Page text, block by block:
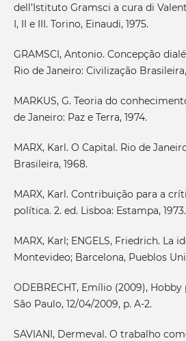
dell’Istituto Gramsci a cura di
I, II e III. Torino, Einaudi, 1975.
GRAMSCI, Antonio. Concepção
Rio de Janeiro: Civilização Brasileira,
MARKUS, G. Teoria do
de Janeiro: Paz e Terra, 1974.
MARX, Karl. O Capital. Rio de
Brasileira, 1968.
MARX, Karl. Contribuição para a
política. 2. ed. Lisboa: Estampa, 1973.
MARX, Karl; ENGELS, Friedrich. La
Montevideo; Barcelona, Pueblos
ODEBRECHT, Emílio (2009),
São Paulo, 12/04/2009, p. A-2.
SAVIANI, Dermeval. O trabalho